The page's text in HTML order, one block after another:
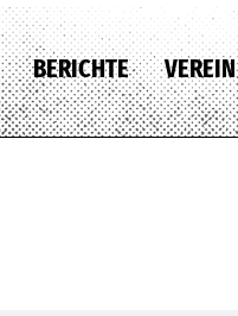
BERICHTE VEREIN